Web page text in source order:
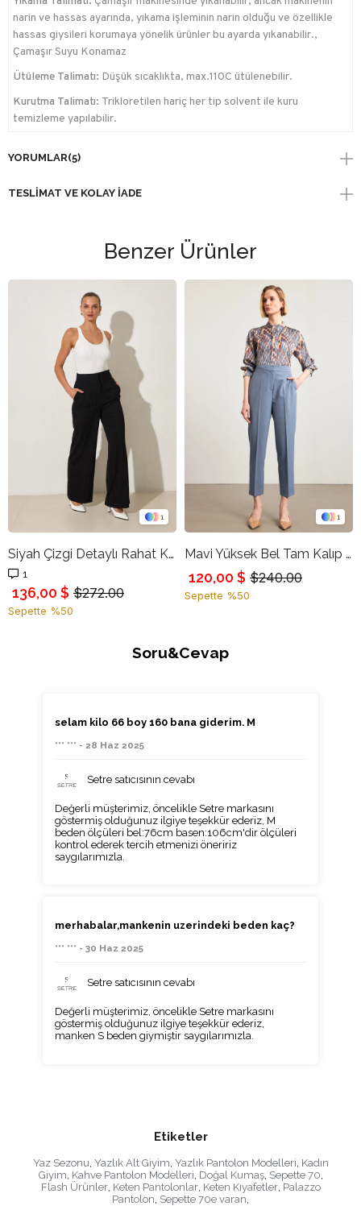
narin ve hassas ayarında, yıkama işleminin narin olduğu ve özellikle
hassas giysileri korumaya yönelik ürünler bu ayarda yıkanabilir.,
Çamaşır Suyu Konamaz
Ütüleme Talimatı: Düşük sıcaklıkta, max.110C ütülenebilir.
Kurutma Talimatı: Trikloretilen hariç her tip solvent ile kuru
temizleme yapılabilir.
YORUMLAR(5)
TESLIMAT VE KOLAY İADE
Benzer Ürünler
1
Siyah Çizgi Detaylı Rahat Kesim Pantolon
1
$272.00
136,00 $
Sepette %50
1
Mavi Yüksek Bel Tam Kalıp Pantolon
$240.00
120,00 $
Sepette %50
Soru&Cevap
selam kilo 66 boy 160 bana giderim. M
*** *** - 28 Haz 2025
Setre satıcısının cevabı
Değerli müşterimiz, öncelikle Setre markasını
göstermiş olduğunuz ilgiye teşekkür ederiz, M
beden ölçüleri bel:76cm basen:106cm'dir ölçüleri
kontrol ederek tercih etmenizi öneririz
saygılarımızla.
merhabalar,mankenin uzerindeki beden kaç?
*** *** - 30 Haz 2025
Setre satıcısının cevabı
Değerli müşterimiz, öncelikle Setre markasını
göstermiş olduğunuz ilgiye teşekkür ederiz,
manken S beden giymiştir saygılarımızla.
Etiketler
Yaz Sezonu Yazlık Alt Giyim Yazlık Pantolon Modelleri Kadın
Giyim Kahve Pantolon Modelleri Doğal Kumaş, Sepette 70
Flash Ürünler, Keten Pantolonlar, Keten Kıyafetler, Palazzo
Pantolon Sepette 70e varan